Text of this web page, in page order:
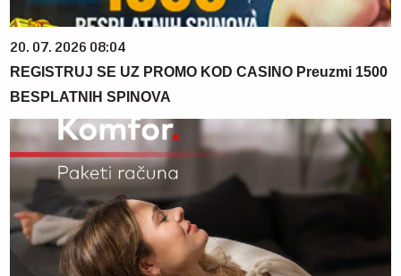
20. 07. 2026 08:04
REGISTRUJ SE UZ PROMO KOD CASINO Preuzmi 1500
BESPLATNIH SPINOVA